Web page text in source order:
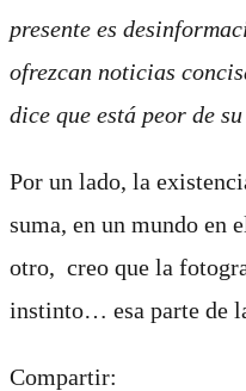
presente es
ofrezcan noticias
dice que está peor de
Por un lado, la
suma, en un mundo en
otro, creo que la
instinto… esa parte de
Compartir: